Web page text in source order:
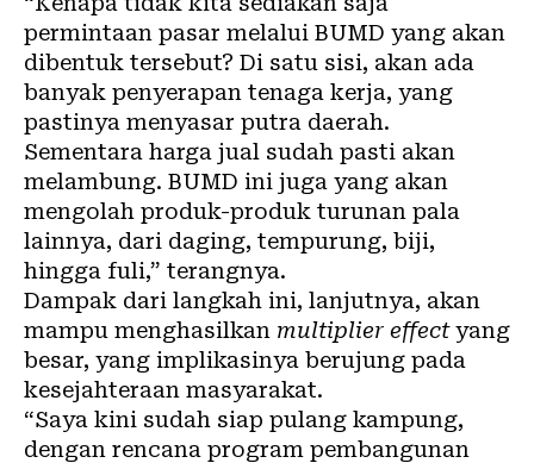
permintaan pasar melalui BUMD yang akan
dibentuk tersebut? Di satu sisi, akan ada
banyak penyerapan tenaga kerja, yang
pastinya menyasar putra daerah.
Sementara harga jual sudah pasti akan
melambung. BUMD ini juga yang akan
mengolah produk-produk turunan pala
lainnya, dari daging, tempurung, biji,
hingga fuli,” terangnya.
Dampak dari langkah ini, lanjutnya, akan
mampu menghasilkan multiplier effectyang
besar, yang implikasinya berujung pada
kesejahteraan masyarakat.
“Saya kini sudah siap pulang kampung,
dengan rencana program pembangunan